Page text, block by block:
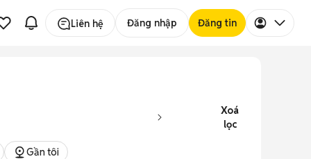
Liên hệ Đăng nhập Đăng tin
Xoá
lọc
Gần tôi